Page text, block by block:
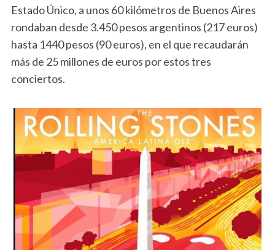
Estado Único, a unos 60 kilómetros de Buenos Aires
rondaban desde 3.450 pesos argentinos (217 euros)
hasta 1440 pesos (90 euros), en el que recaudarán
más de 25 millones de euros por estos tres
conciertos.